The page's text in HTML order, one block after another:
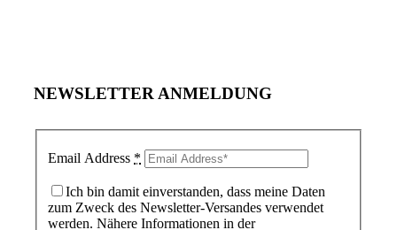
NEWSLETTER ANMELDUNG
Email Address *
Ich bin damit einverstanden, dass meine Daten
zum Zweck des Newsletter-Versandes verwendet
werden. Nähere Informationen in der